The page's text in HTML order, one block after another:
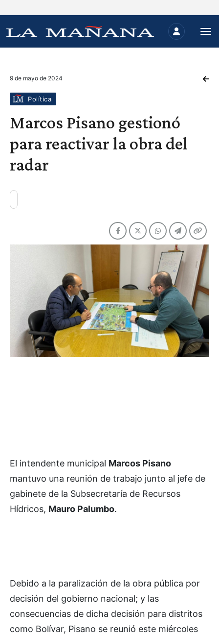
9 de mayo de 2024
Política
Marcos Pisano gestionó
para reactivar la obra del
radar
El intendente municipal Marcos Pisano
mantuvo una reunión de trabajo junto al jefe de
gabinete de la Subsecretaría de Recursos
Hídricos, Mauro Palumbo.
Debido a la paralización de la obra pública por
decisión del gobierno nacional; y las
consecuencias de dicha decisión para distritos
como Bolívar, Pisano se reunió este miércoles